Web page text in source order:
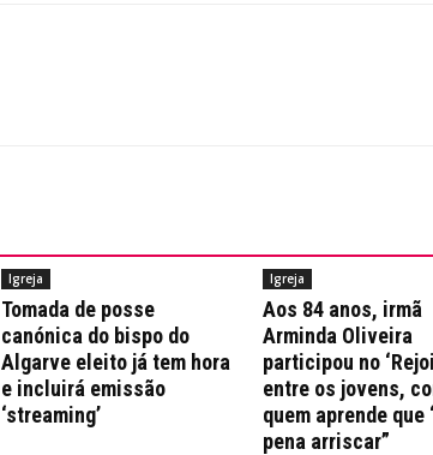
Igreja
Tomada de posse
canónica do bispo do
Algarve eleito já tem hora
e incluirá emissão
‘streaming’
Igreja
Aos 84 anos, irmã
Arminda Oliveira
participou no
entre os jovens,
quem aprende que
pena arriscar”